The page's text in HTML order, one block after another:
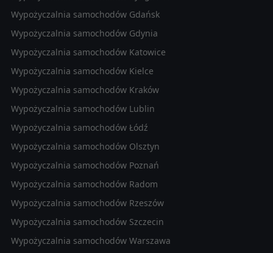
Wypożyczalnia samochodów Gdańsk
Wypożyczalnia samochodów Gdynia
Wypożyczalnia samochodów Katowice
Wypożyczalnia samochodów Kielce
Wypożyczalnia samochodów Kraków
Wypożyczalnia samochodów Lublin
Wypożyczalnia samochodów Łódź
Wypożyczalnia samochodów Olsztyn
Wypożyczalnia samochodów Poznań
Wypożyczalnia samochodów Radom
Wypożyczalnia samochodów Rzeszów
Wypożyczalnia samochodów Szczecin
Wypożyczalnia samochodów Warszawa